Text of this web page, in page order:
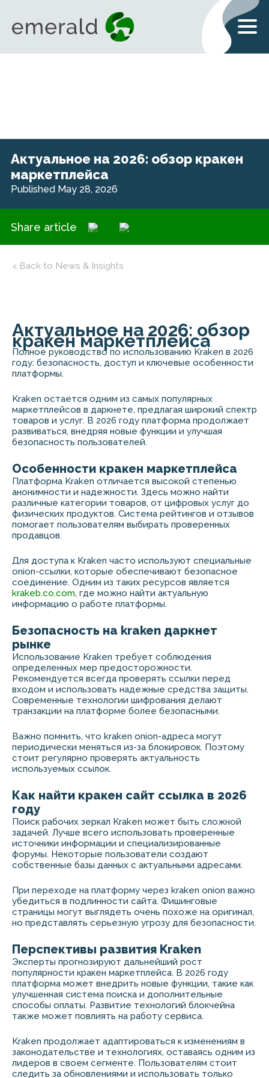
Актуальное на 2026: обзор кракен
маркетплейса
Published May 28, 2026
Share article
< Back to News & Insights
Актуальное на 2026: обзор
кракен маркетплейса
Полное руководство по использованию Kraken в 2026
году: безопасность, доступ и ключевые особенности
платформы.
Kraken остается одним из самых популярных
маркетплейсов в даркнете, предлагая широкий спектр
товаров и услуг. В 2026 году платформа продолжает
развиваться, внедряя новые функции и улучшая
безопасность пользователей.
Особенности кракен маркетплейса
Платформа Kraken отличается высокой степенью
анонимности и надежности. Здесь можно найти
различные категории товаров, от цифровых услуг до
физических продуктов. Система рейтингов и отзывов
помогает пользователям выбирать проверенных
продавцов.
Для доступа к Kraken часто используют специальные
onion-ссылки, которые обеспечивают безопасное
соединение. Одним из таких ресурсов является
krakeb.co.com, где можно найти актуальную
информацию о работе платформы.
Безопасность на kraken даркнет
рынке
Использование Kraken требует соблюдения
определенных мер предосторожности.
Рекомендуется всегда проверять ссылки перед
входом и использовать надежные средства защиты.
Современные технологии шифрования делают
транзакции на платформе более безопасными.
Важно помнить, что kraken onion-адреса могут
периодически меняться из-за блокировок. Поэтому
стоит регулярно проверять актуальность
используемых ссылок.
Как найти кракен сайт ссылка в 2026
году
Поиск рабочих зеркал Kraken может быть сложной
задачей. Лучше всего использовать проверенные
источники информации и специализированные
форумы. Некоторые пользователи создают
собственные базы данных с актуальными адресами.
При переходе на платформу через kraken onion важно
убедиться в подлинности сайта. Фишинговые
страницы могут выглядеть очень похоже на оригинал,
но представлять серьезную угрозу для безопасности.
Перспективы развития Kraken
Эксперты прогнозируют дальнейший рост
популярности кракен маркетплейса. В 2026 году
платформа может внедрить новые функции, такие как
улучшенная система поиска и дополнительные
способы оплаты. Развитие технологий блокчейна
также может повлиять на работу сервиса.
Kraken продолжает адаптироваться к изменениям в
законодательстве и технологиях, оставаясь одним из
лидеров в своем сегменте. Пользователям стоит
следить за обновлениями и использовать только